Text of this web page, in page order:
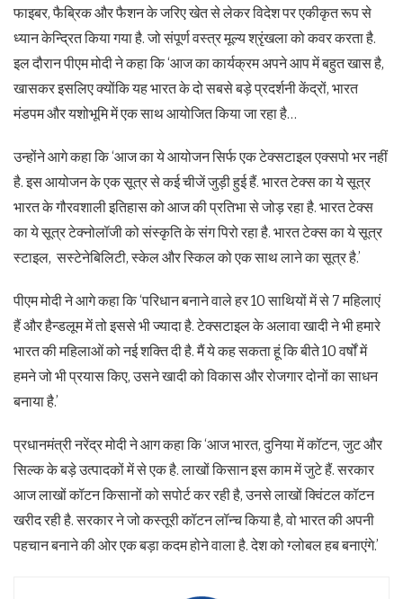
फाइबर, फैब्रिक और फैशन के जरिए खेत से लेकर विदेश पर एकीकृत रूप से
ध्यान केन्द्रित किया गया है. जो संपूर्ण वस्त्र मूल्य श्रृंखला को कवर करता है.
इल दौरान पीएम मोदी ने कहा कि ‘आज का कार्यक्रम अपने आप में बहुत खास है,
खासकर इसलिए क्योंकि यह भारत के दो सबसे बड़े प्रदर्शनी केंद्रों, भारत
मंडपम और यशोभूमि में एक साथ आयोजित किया जा रहा है…
उन्होंने आगे कहा कि ‘आज का ये आयोजन सिर्फ एक टेक्सटाइल एक्सपो भर नहीं
है. इस आयोजन के एक सूत्र से कई चीजें जुड़ी हुई हैं. भारत टेक्स का ये सूत्र
भारत के गौरवशाली इतिहास को आज की प्रतिभा से जोड़ रहा है. भारत टेक्स
का ये सूत्र टेक्नोलॉजी को संस्कृति के संग पिरो रहा है. भारत टेक्स का ये सूत्र
स्टाइल, सस्टेनेबिलिटी, स्केल और स्किल को एक साथ लाने का सूत्र है.’
पीएम मोदी ने आगे कहा कि ‘परिधान बनाने वाले हर 10 साथियों में से 7 महिलाएं
हैं और हैन्डलूम में तो इससे भी ज्यादा है. टेक्सटाइल के अलावा खादी ने भी हमारे
भारत की महिलाओं को नई शक्ति दी है. मैं ये कह सकता हूं कि बीते 10 वर्षों में
हमने जो भी प्रयास किए, उसने खादी को विकास और रोजगार दोनों का साधन
बनाया है.’
प्रधानमंत्री नरेंद्र मोदी ने आग कहा कि ‘आज भारत, दुनिया में कॉटन, जुट और
सिल्क के बड़े उत्पादकों में से एक है. लाखों किसान इस काम में जुटे हैं. सरकार
आज लाखों कॉटन किसानों को सपोर्ट कर रही है, उनसे लाखों क्विंटल कॉटन
खरीद रही है. सरकार ने जो कस्तूरी कॉटन लॉन्च किया है, वो भारत की अपनी
पहचान बनाने की ओर एक बड़ा कदम होने वाला है. देश को ग्लोबल हब बनाएंगे.’